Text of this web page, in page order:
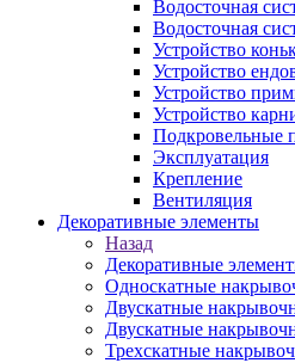
Водосточная
Водосточная
Устройство
Устройство
Устройство
Устройство
Подкровельные
Эксплуатация
Крепление
Вентиляция
Декоративные элементы
Назад
Декоративные
Односкатные
Двускатные
Двускатные
Трехскатные